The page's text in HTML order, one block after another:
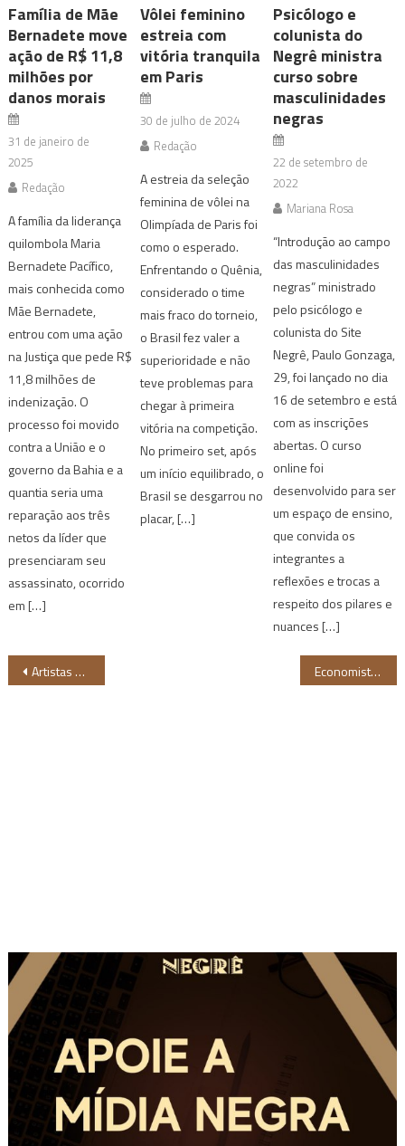
Família de Mãe
Bernadete move
ação de R$ 11,8
milhões por
danos morais
31 de janeiro de
2025
Redação
A família da liderança
quilombola Maria
Bernadete Pacífico,
mais conhecida como
Mãe Bernadete,
entrou com uma ação
na Justiça que pede R$
11,8 milhões de
indenização. O
processo foi movido
contra a União e o
governo da Bahia e a
quantia seria uma
reparação aos três
netos da líder que
presenciaram seu
assassinato, ocorrido
em […]
Vôlei feminino
estreia com
vitória tranquila
em Paris
30 de julho de 2024
Redação
A estreia da seleção
feminina de vôlei na
Olimpíada de Paris foi
como o esperado.
Enfrentando o Quênia,
considerado o time
mais fraco do torneio,
o Brasil fez valer a
superioridade e não
teve problemas para
chegar à primeira
vitória na competição.
No primeiro set, após
um início equilibrado, o
Brasil se desgarrou no
placar, […]
Psicólogo e
colunista do
Negrê ministra
curso sobre
masculinidades
negras
22 de setembro de
2022
Mariana Rosa
“Introdução ao campo
das masculinidades
negras” ministrado
pelo psicólogo e
colunista do Site
Negrê, Paulo Gonzaga,
29, foi lançado no dia
16 de setembro e está
com as inscrições
abertas. O curso
online foi
desenvolvido para ser
um espaço de ensino,
que convida os
integrantes a
reflexões e trocas a
respeito dos pilares e
nuances […]
Navegação
Artistas soteropolitanos lançam campanha de financiamento para projeto autoral Economista cria fundo para aumentar diversidade no empreendedorismo da América Latina